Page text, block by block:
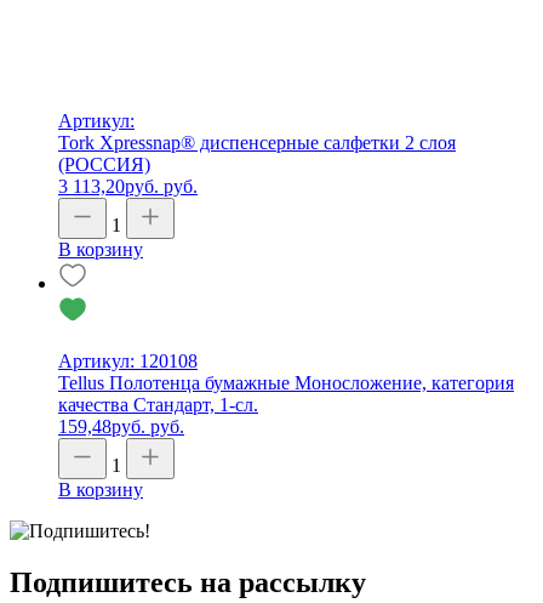
Артикул:
Tork Xpressnap® диспенсерные салфетки 2 слоя
(РОССИЯ)
3 113,20руб. руб.
1
В корзину
Артикул: 120108
Tellus Полотенца бумажные Моносложение, категория
качества Стандарт, 1-сл.
159,48руб. руб.
1
В корзину
Подпишитесь на рассылку